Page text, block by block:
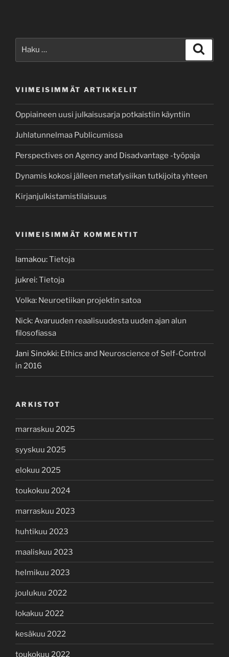
VIIMEISIMMÄT ARTIKKELIT
Oppiaineen uusi julkaisusarja potkaistiin käyntiin
Juhlatunnelmaa Publicumissa
Perspectives on Agency and Disadvantage -työpaja
Dynamis kokosi jälleen metafysiikan tutkijoita yhteen
Kirjanjulkistamistilaisuus
VIIMEISIMMÄT KOMMENTIT
lamakou:Tietoja
jukrei:Tietoja
Volka: Neuroetiikan projektin satoa
Nick:Avaruuden reaalisuudesta uuden ajan alun
filosofiassa
Jani Sinokki: Ethics and Neuroscience of Self-Control
in 2016
ARKISTOT
marraskuu 2025
syyskuu 2025
elokuu 2025
toukokuu 2024
marraskuu 2023
huhtikuu 2023
maaliskuu 2023
helmikuu 2023
joulukuu 2022
lokakuu 2022
kesäkuu 2022
toukokuu 2022